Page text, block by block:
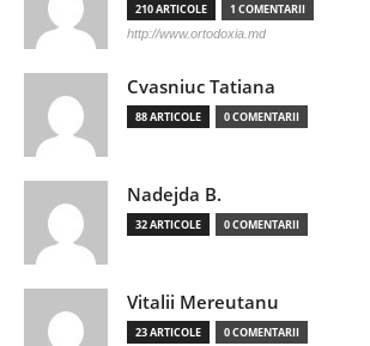
210 ARTICOLE 1 COMENTARII
http://www.ortodoxia.md
Cvasniuc Tatiana
88 ARTICOLE 0 COMENTARII
Nadejda B.
32 ARTICOLE 0 COMENTARII
Vitalii Mereutanu
23 ARTICOLE 0 COMENTARII